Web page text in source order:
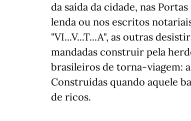
da saída da cidade, nas
lenda ou nos escritos
"VI...V...T...A", as outras
mandadas construir pela
brasileiros de torna-viagem: a
Construídas quando aquele
de ricos.